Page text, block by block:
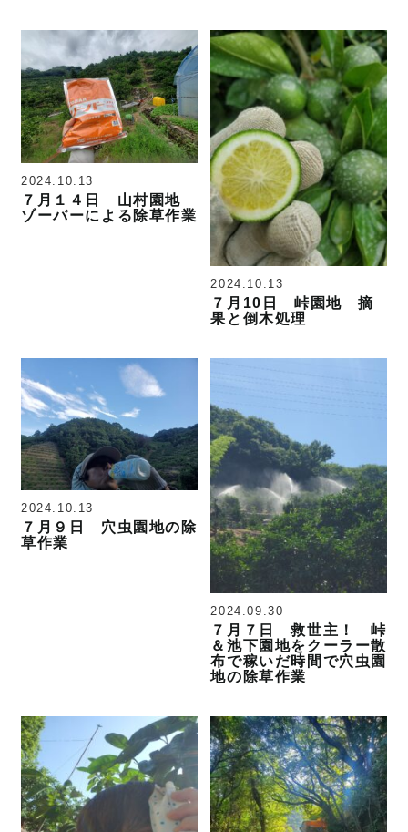
2024.10.13
７月１４日 山村園地
ゾーバーによる除草作業
2024.10.13
７月10日 峠園地 摘
果と倒木処理
2024.10.13
７月９日 穴虫園地の除
草作業
2024.09.30
７月７日 救世主！ 峠
＆池下園地をクーラー散
布で稼いだ時間で穴虫園
地の除草作業